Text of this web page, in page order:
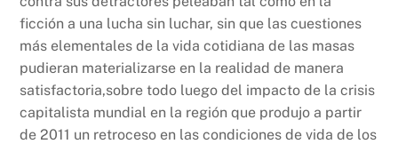
ficción a una lucha sin luchar, sin que las cuestiones
más elementales de la vida cotidiana de las masas
pudieran materializarse en la realidad de manera
satisfactoria,sobre todo luego del impacto de la crisis
capitalista mundial en la región que produjo a partir
de 2011 un retroceso en las condiciones de vida de los